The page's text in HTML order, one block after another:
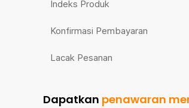
Indeks Produk
Konfirmasi Pembayaran
Lacak Pesanan
Dapatkan penawaran